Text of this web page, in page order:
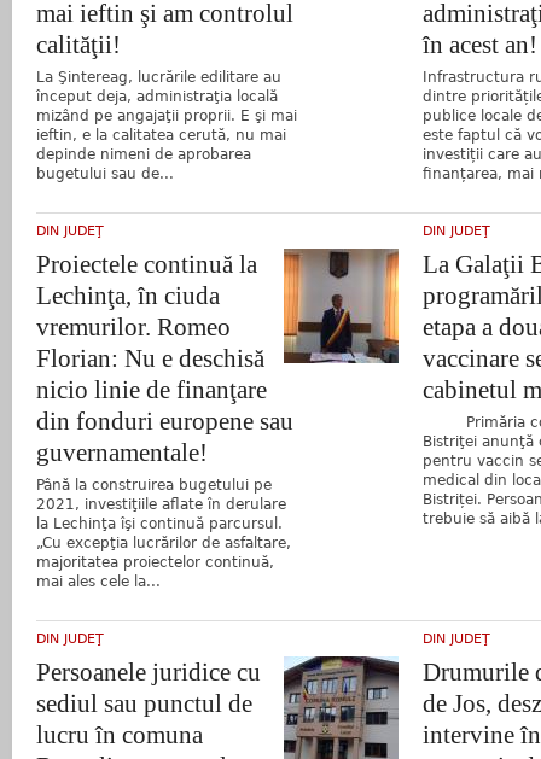
mai ieftin şi am controlul
calităţii!
La Şintereag, lucrările edilitare au
început deja, administraţia locală
mizând pe angajaţii proprii. E şi mai
ieftin, e la calitatea cerută, nu mai
depinde nimeni de aprobarea
bugetului sau de...
în acest an!
Infrastructura
dintre
publice locale
este faptul că
investiții care
finanțarea, mai
DIN JUDEŢ
Proiectele continuă la
Lechinţa, în ciuda
vremurilor. Romeo
Florian: Nu e deschisă
nicio linie de finanţare
din fonduri europene sau
guvernamentale!
Până la construirea bugetului pe
2021, investiţiile aflate în derulare
la Lechinţa îşi continuă parcursul.
„Cu excepţia lucrărilor de asfaltare,
majoritatea proiectelor continuă,
mai ales cele la...
DIN JUDEŢ
La Galaţii
etapa a
vaccinare
cabinetul
Primăria
Bistriţei anunţă
pentru vaccin
medical din
Bistriței.
trebuie să aibă
DIN JUDEŢ
Persoanele juridice cu
sediul sau punctul de
lucru în comuna
DIN JUDEŢ
Drumurile
de Jos,
intervine